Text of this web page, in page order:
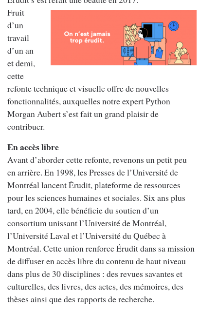
Fruit
d’un
travail
d’un an
et demi,
cette
refonte technique et visuelle offre de nouvelles
fonctionnalités, auxquelles notre expert Python
Morgan Aubert s’est fait un grand plaisir de
contribuer.
En accès libre
Avant d’aborder cette refonte, revenons un petit peu
en arrière. En 1998, les Presses de l’Université de
Montréal lancent Érudit, plateforme de ressources
pour les sciences humaines et sociales. Six ans plus
tard, en 2004, elle bénéficie du soutien d’un
consortium unissant l’Université de Montréal,
l’Université Laval et l’Université du Québec à
Montréal. Cette union renforce Érudit dans sa mission
de diffuser en accès libre du contenu de haut niveau
dans plus de 30 disciplines : des revues savantes et
culturelles, des livres, des actes, des mémoires, des
thèses ainsi que des rapports de recherche.